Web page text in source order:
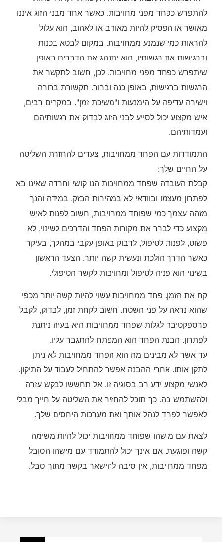
להתפרש כפחד מפני מחויבות. כאשר אחד מבני הזוג איננו
מאושר או הפסיק להיות מאוהב או לאהוב, הוא עלול
להראות כמי שנמנע ממחויבות. במקום לבטא בכנות
וברגישות את רגשותיו, הוא יתנהג את הדברים באופן
שיתפרש כפחד מפני מחויבות. לכן, חשוב לתקשר את
הרגשות ברגישות, באופן כנה וברור. תקשורת ברורה
וישירה עדיפה על הימנעות ו"משיכת זמן". במקרים רבים,
איש מקצוע יכול לסייע לבני הזוג לבדוק את רגשותיהם
ועמדותיהם.
התמודדות עם הפחד ממחויבות, צעדים להחזרת השליטה
על החיים שלך:
קבלת העובדה שפחד ממחויבות הנו קושי וחרדה שאינו בא
לפתרון מעצמו ובוודאי לא במהירות הבזק. במידה והנך
מזהה עצמך כמי שפוחד ממחויבות, חשוב לפנות לאיש
מקצוע כדי לברר את מקורות הפחד והדרכים לשינוי. לא
פשוט, לפנות לטיפול, לדבוק באופן עקבי במהלך, בעיקר
כאשר הדרך הולכת ונעשית קשה יותר. הצעד הראשון
בשינוי הוא פניה לטיפול ומחויבות לקשר הטיפולי.
קח את הזמן. פחד ממחויבות עשוי להיות קשה יותר מכפי
שהוא נראה על פני השטח. חשוב לקחת זמן, לבדוק, לקבל
פרספקטיבה לגלות שפחד ממחויבות היא בעיה ניתנת
לפתרון. הבנת הפחד הוא המפתח להתגבר עליו.
עד אשר לא מבינים מה הוא הפחד ממחויבות לא ניתן
לתקן אותו. אחרי ההבנה אפשר להתחיל לעבוד על התיקון.
לאנשי מקצוע ידע רב בסוגיה זו. אל תחששו לבקש עזרה
ולהשתמש בה. כך תוכל להחזיר את השליטה על חייך מבלי
לאפשר לפחד לנהל אותך ואת מערכות היחסים שלך.
לצאת עם מישהו שפוחד ממחויבות יכול להיות משימה
קשה ופוגעת. אם אינך יכול להתמודד עם מישהו הסובל
מפחד ממחויבות, אין סיבה להישאר בקשר מתוך סבל.